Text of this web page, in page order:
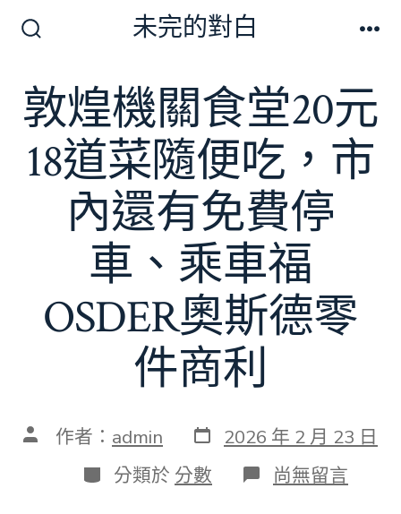
切
換
開
未完的對白
敦煌機關食堂20元
18道菜隨便吃，市
內還有免費停
車、乘車福
OSDER奧斯德零
件商利
文 作者： admin 發
表
日
期
2026 年 2 月 23 日
分
類
分類於 分數 在
〈敦
尚無留言